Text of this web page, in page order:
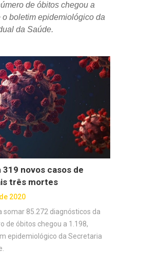
de óbitos chegou a
o boletim epidemiológico da
da Saúde.
novos casos de
três mortes
2020
somar 85.272 diagnósticos da
de óbitos chegou a 1.198,
epidemiológico da Secretaria